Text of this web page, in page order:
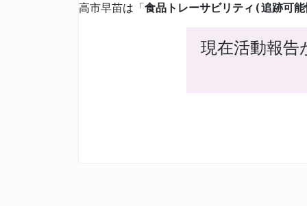
高市早苗は「食品トレーサビリティ(追跡可
現在活動報